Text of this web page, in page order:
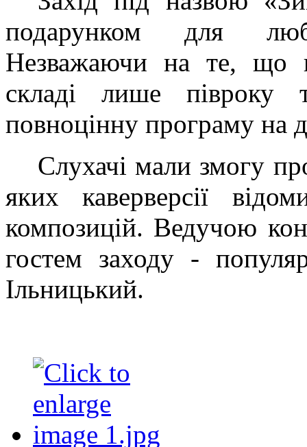
подарунком для
Незважаючи на те, що
складі лише півроку
повноцінну програму на
Слухачі мали змогу
яких каверверсії
композицій. Ведучою
гостем заходу -
Ільницький.